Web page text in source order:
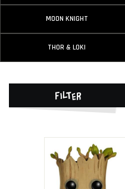
MOON KNIGHT
THOR & LOKI
Filter